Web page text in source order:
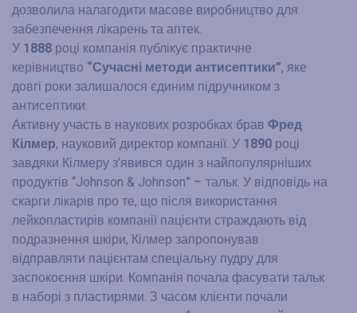
дозволила налагодити масове виробництво для
забезпечення лікарень та аптек.
У 1888 році компанія публікує практичне
керівництво “Сучасні методи антисептики”, яке
довгі роки залишалося єдиним підручником з
антисептики.
Активну участь в наукових розробках брав Фред
Кілмер, науковий директор компанії. У 1890 році
завдяки Кілмеру з’явився один з найпопулярніших
продуктів “Johnson & Johnson” – тальк. У відповідь на
скарги лікарів про те, що після використання
лейкопластирів компанії пацієнти страждають від
подразнення шкіри, Кілмер запропонував
відправляти пацієнтам спеціальну пудру для
заспокоєння шкіри. Компанія почала фасувати тальк
в наборі з пластирями. З часом клієнти почали